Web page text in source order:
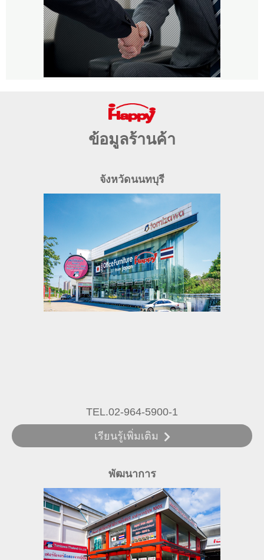
ข้อมูลร้านค้า
จังหวัดนนทบุรี
TEL.02-964-5900-1
เรียนรู้เพิ่มเติม
พัฒนาการ